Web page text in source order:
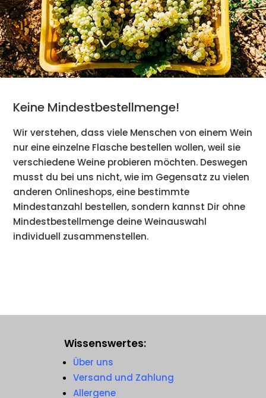
Keine Mindestbestellmenge!
Wir verstehen, dass viele Menschen von einem Wein
nur eine einzelne Flasche bestellen wollen, weil sie
verschiedene Weine probieren möchten. Deswegen
musst du bei uns nicht, wie im Gegensatz zu vielen
anderen Onlineshops, eine bestimmte
Mindestanzahl bestellen, sondern kannst Dir ohne
Mindestbestellmenge deine Weinauswahl
individuell zusammenstellen.
Wissenswertes:
Über uns
Versand und Zahlung
Allergene